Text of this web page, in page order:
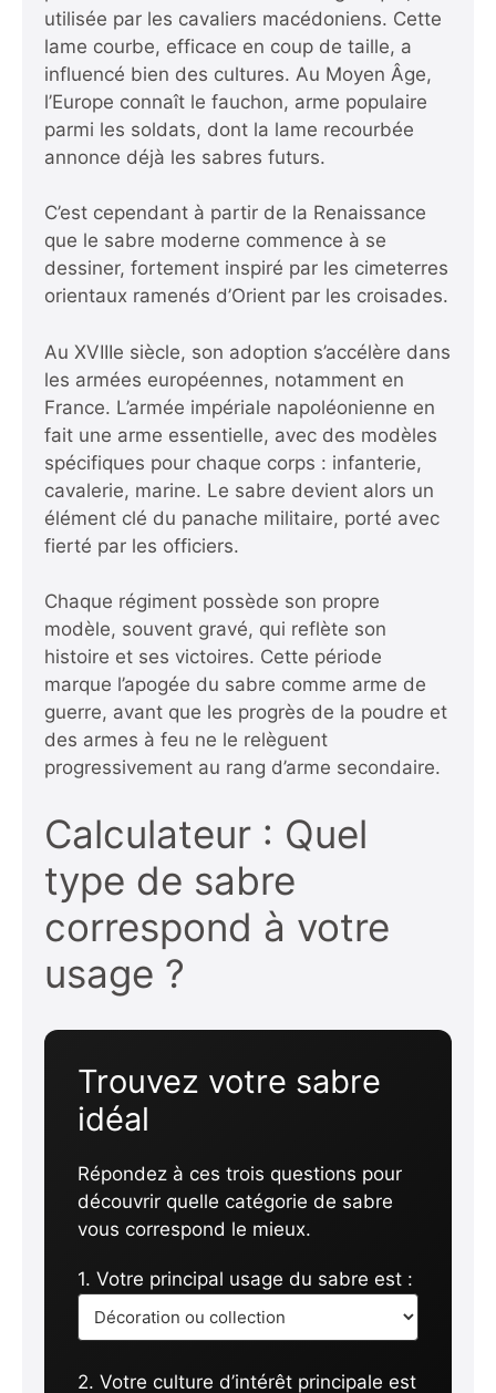
utilisée par les cavaliers macédoniens. Cette
lame courbe, efficace en coup de taille, a
influencé bien des cultures. Au Moyen Âge,
l’Europe connaît le fauchon, arme populaire
parmi les soldats, dont la lame recourbée
annonce déjà les sabres futurs.
C’est cependant à partir de la Renaissance
que le sabre moderne commence à se
dessiner, fortement inspiré par les cimeterres
orientaux ramenés d’Orient par les croisades.
Au XVIIIe siècle, son adoption s’accélère dans
les armées européennes, notamment en
France. L’armée impériale napoléonienne en
fait une arme essentielle, avec des modèles
spécifiques pour chaque corps : infanterie,
cavalerie, marine. Le sabre devient alors un
élément clé du panache militaire, porté avec
fierté par les officiers.
Chaque régiment possède son propre
modèle, souvent gravé, qui reflète son
histoire et ses victoires. Cette période
marque l’apogée du sabre comme arme de
guerre, avant que les progrès de la poudre et
des armes à feu ne le relèguent
progressivement au rang d’arme secondaire.
Calculateur : Quel
type de sabre
correspond à votre
usage ?
Trouvez votre sabre
idéal
Répondez à ces trois questions pour
découvrir quelle catégorie de sabre
vous correspond le mieux.
1. Votre principal usage du sabre est :
2. Votre culture d’intérêt principale est